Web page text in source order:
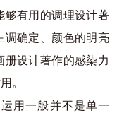
够有用的调理设计著
调确定、颜色的明亮
册设计著作的感染力
。
用一般并不是单一